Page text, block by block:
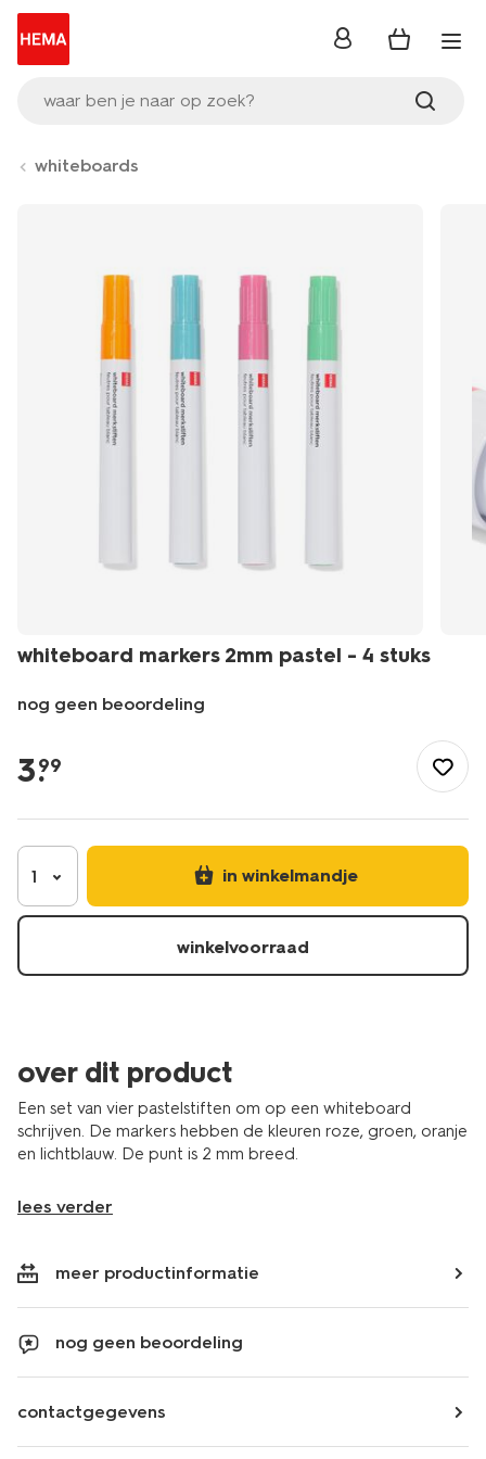
waar ben je naar op zoek?
inloggen
whiteboards
whiteboard markers 2mm pastel - 4 stuks
nog geen beoordeling
be/kantoor/bureau-
accessoires/whiteboards/whiteboard-
2mm-
pastel-
stuks-
3.
99
1 in winkelmandje
winkelvoorraad
over dit product
Een set van vier pastelstiften om op een whiteboard
schrijven. De markers hebben de kleuren roze, groen, oranje
en lichtblauw. De punt is 2 mm breed.
lees verder
meer productinformatie
nog geen beoordeling
contactgegevens